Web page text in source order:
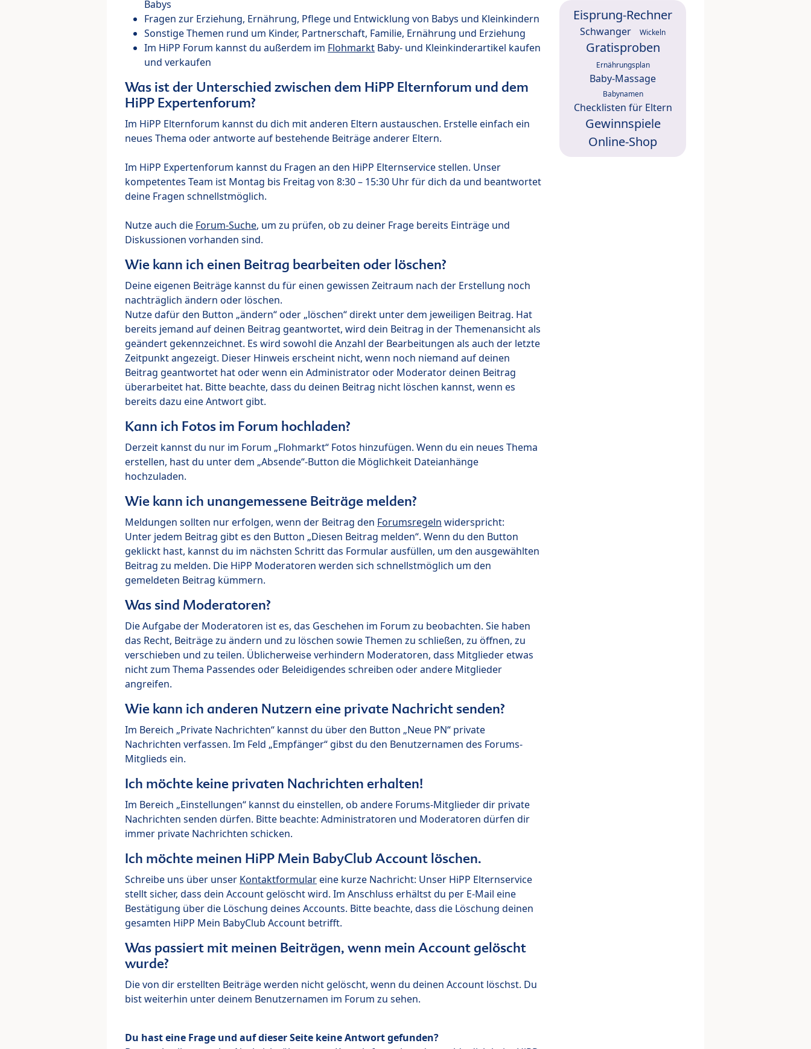
Babys
Fragen zur Erziehung, Ernährung, Pflege und Entwicklung von Babys und Kleinkindern
Sonstige Themen rund um Kinder, Partnerschaft, Familie, Ernährung und Erziehung
Im HiPP Forum kannst du außerdem im Flohmarkt Baby- und Kleinkinderartikel kaufen
und verkaufen
Was ist der Unterschied zwischen dem HiPP Elternforum und dem
HiPP Expertenforum?
Im HiPP Elternforum kannst du dich mit anderen Eltern austauschen. Erstelle einfach ein
neues Thema oder antworte auf bestehende Beiträge anderer Eltern.
Im HiPP Expertenforum kannst du Fragen an den HiPP Elternservice stellen. Unser
kompetentes Team ist Montag bis Freitag von 8:30 – 15:30 Uhr für dich da und beantwortet
deine Fragen schnellstmöglich.
Nutze auch die Forum-Suche, um zu prüfen, ob zu deiner Frage bereits Einträge und
Diskussionen vorhanden sind.
Wie kann ich einen Beitrag bearbeiten oder löschen?
Deine eigenen Beiträge kannst du für einen gewissen Zeitraum nach der Erstellung noch
nachträglich ändern oder löschen.
Nutze dafür den Button „ändern“ oder „löschen“ direkt unter dem jeweiligen Beitrag. Hat
bereits jemand auf deinen Beitrag geantwortet, wird dein Beitrag in der Themenansicht als
geändert gekennzeichnet. Es wird sowohl die Anzahl der Bearbeitungen als auch der letzte
Zeitpunkt angezeigt. Dieser Hinweis erscheint nicht, wenn noch niemand auf deinen
Beitrag geantwortet hat oder wenn ein Administrator oder Moderator deinen Beitrag
überarbeitet hat. Bitte beachte, dass du deinen Beitrag nicht löschen kannst, wenn es
bereits dazu eine Antwort gibt.
Kann ich Fotos im Forum hochladen?
Derzeit kannst du nur im Forum „Flohmarkt“ Fotos hinzufügen. Wenn du ein neues Thema
erstellen, hast du unter dem „Absende“-Button die Möglichkeit Dateianhänge
hochzuladen.
Wie kann ich unangemessene Beiträge melden?
Meldungen sollten nur erfolgen, wenn der Beitrag den Forumsregeln widerspricht:
Unter jedem Beitrag gibt es den Button „Diesen Beitrag melden“. Wenn du den Button
geklickt hast, kannst du im nächsten Schritt das Formular ausfüllen, um den ausgewählten
Beitrag zu melden. Die HiPP Moderatoren werden sich schnellstmöglich um den
gemeldeten Beitrag kümmern.
Was sind Moderatoren?
Die Aufgabe der Moderatoren ist es, das Geschehen im Forum zu beobachten. Sie haben
das Recht, Beiträge zu ändern und zu löschen sowie Themen zu schließen, zu öffnen, zu
verschieben und zu teilen. Üblicherweise verhindern Moderatoren, dass Mitglieder etwas
nicht zum Thema Passendes oder Beleidigendes schreiben oder andere Mitglieder
angreifen.
Wie kann ich anderen Nutzern eine private Nachricht senden?
Im Bereich „Private Nachrichten“ kannst du über den Button „Neue PN“ private
Nachrichten verfassen. Im Feld „Empfänger“ gibst du den Benutzernamen des Forums-
Mitglieds ein.
Ich möchte keine privaten Nachrichten erhalten!
Im Bereich „Einstellungen“ kannst du einstellen, ob andere Forums-Mitglieder dir private
Nachrichten senden dürfen. Bitte beachte: Administratoren und Moderatoren dürfen dir
immer private Nachrichten schicken.
Ich möchte meinen HiPP Mein BabyClub Account löschen.
Schreibe uns über unser Kontaktformulareine kurze Nachricht: Unser HiPP Elternservice
stellt sicher, dass dein Account gelöscht wird. Im Anschluss erhältst du per E-Mail eine
Bestätigung über die Löschung deines Accounts. Bitte beachte, dass die Löschung deinen
gesamten HiPP Mein BabyClub Account betrifft.
Was passiert mit meinen Beiträgen, wenn mein Account gelöscht
wurde?
Die von dir erstellten Beiträge werden nicht gelöscht, wenn du deinen Account löschst. Du
bist weiterhin unter deinem Benutzernamen im Forum zu sehen.
Du hast eine Frage und auf dieser Seite keine Antwort gefunden?
Eisprung-Rechner
Schwanger Wickeln
Gratisproben
Ernährungsplan
Baby-Massage
Babynamen
Checklisten für Eltern
Gewinnspiele
Online-Shop